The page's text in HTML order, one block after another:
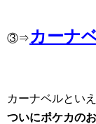
③⇒ カーナ
カーナベルとい
ついにポケカの